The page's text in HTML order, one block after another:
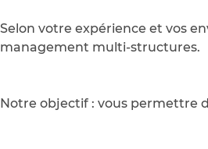
Selon votre expérience et vos
management multi-structures.
Notre objectif : vous permettre